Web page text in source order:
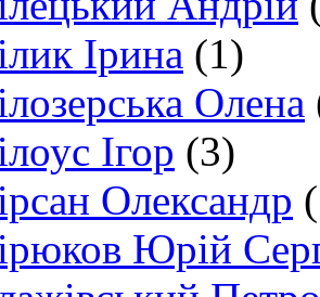
Ірина (1)
Олена
Ігор (3)
Олександр
Юрій